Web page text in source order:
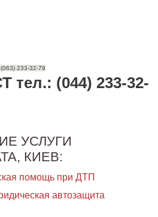
(063) 233-32-79
(044) 233-32-
УСЛУГИ
КИЕВ:
помощь при ДТП
автозащита